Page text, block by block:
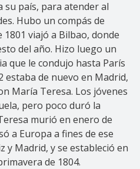
su país, para atender al
Hubo un compás de
viajó a Bilbao, donde
del año. Hizo luego un
que le condujo hasta París
estaba de nuevo en Madrid,
María Teresa. Los jóvenes
pero poco duró la
murió en enero de
a Europa a fines de ese
y Madrid, y se estableció en
de 1804.